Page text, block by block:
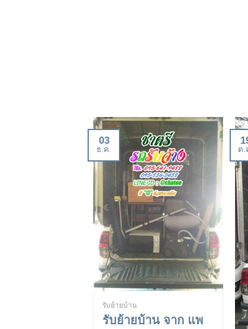
03
ธ.ค.
รับย้ายบ้าน
รับย้ายบ้าน จาก แพ
ต.